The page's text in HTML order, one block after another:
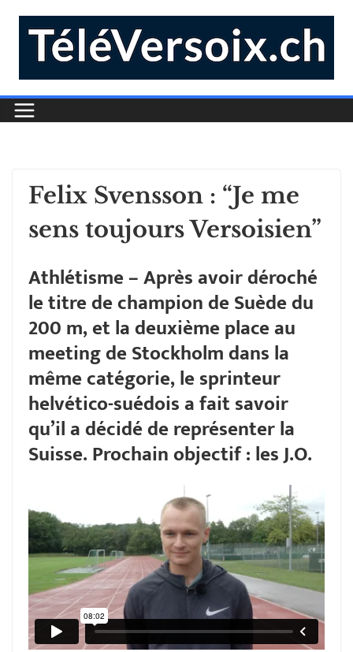
Felix Svensson : “Je me
sens toujours Versoisien”
Athlétisme – Après avoir déroché
le titre de champion de Suède du
200 m, et la deuxième place au
meeting de Stockholm dans la
même catégorie, le sprinteur
helvético-suédois a fait savoir
qu’il a décidé de représenter la
Suisse. Prochain objectif : les J.O.